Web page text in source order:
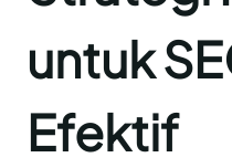
untuk
Efektif